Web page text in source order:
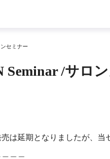
セミナー
Seminar /サロ
は延期となりましたが、当